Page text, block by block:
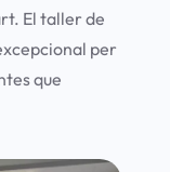
El taller de
per
que